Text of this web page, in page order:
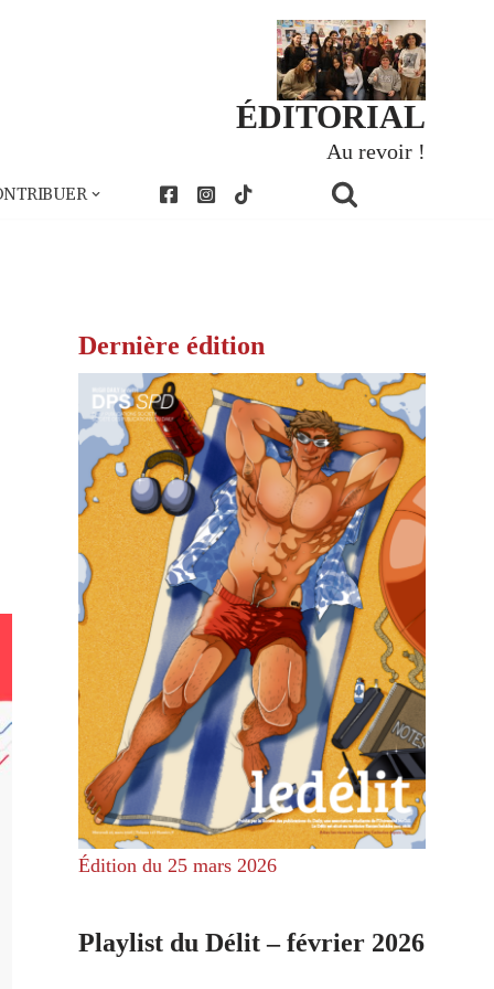
ÉDITORIAL
Au revoir !
Dernière édition
Édition du 25 mars 2026
Playlist du Délit – février 2026